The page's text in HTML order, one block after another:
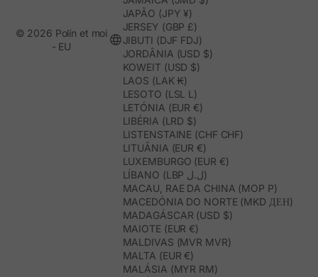
JAPÃO (JPY ¥)
JERSEY (GBP £)
JIBUTI (DJF FDJ)
JORDÂNIA (USD $)
KOWEIT (USD $)
LAOS (LAK ₭)
LESOTO (LSL L)
LETÓNIA (EUR €)
LIBÉRIA (LRD $)
LISTENSTAINE (CHF CHF)
LITUÂNIA (EUR €)
LUXEMBURGO (EUR €)
LÍBANO (LBP ل.ل)
MACAU, RAE DA CHINA (MOP P)
MACEDÓNIA DO NORTE (MKD ДЕН)
MADAGÁSCAR (USD $)
MAIOTE (EUR €)
MALDIVAS (MVR MVR)
MALTA (EUR €)
MALÁSIA (MYR RM)
© 2026 Polín et moi
- EU